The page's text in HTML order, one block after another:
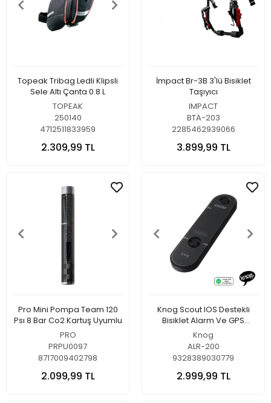
Topeak Tribag Ledli Klipsli
Sele Altı Çanta 0.8 L
TOPEAK
250140
4712511833959
2.309,99 TL
İmpact Br-3B 3'lü Bisiklet
Taşıyıcı
IMPACT
BTA-203
2285462939066
3.899,99 TL
Pro Mini Pompa Team 120
Psı 8 Bar Co2 Kartuş Uyumlu
PRO
PRPU0097
8717009402798
2.099,99 TL
Knog Scout IOS Destekli
Bisiklet Alarm Ve GPS
Sistemi
Knog
ALR-200
9328389030779
2.999,99 TL